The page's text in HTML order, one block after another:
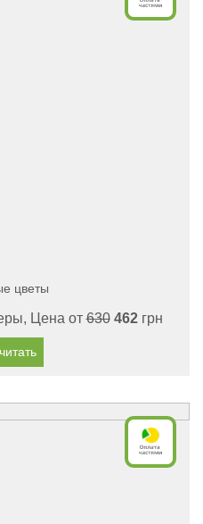
цветы
Цена от630 462грн